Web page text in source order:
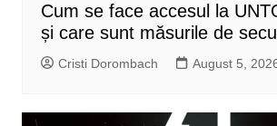
Cum se face accesul la
și care sunt măsurile de
Cristi Dorombach August 5,